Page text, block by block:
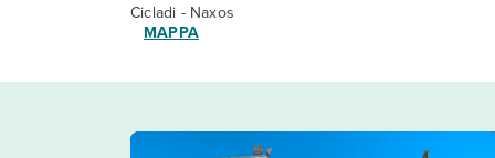
Cicladi - Naxos
MAPPA